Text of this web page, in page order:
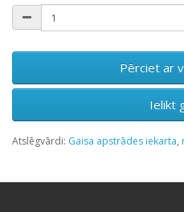
Pērciet ar
Ielikt
Atslēgvārdi: Gaisa apstrādes iekarta,